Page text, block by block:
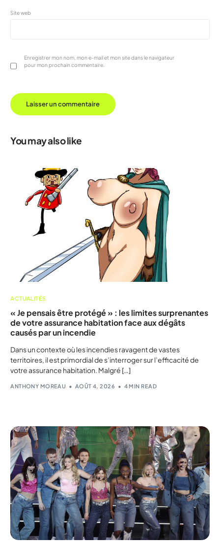
Site web
Enregistrer mon nom, mon e-mail et mon site dans le navigateur
pour mon prochain commentaire.
You may also like
ACTUALITÉS
« Je pensais être protégé » : les limites surprenantes
de votre assurance habitation face aux dégâts
causés par un incendie
Dans un contexte où les incendies ravagent de vastes
territoires, il est primordial de s’interroger sur l’efficacité de
votre assurance habitation. Malgré […]
ANTHONY MOREAU AOÛT 4, 2026 4 MIN READ